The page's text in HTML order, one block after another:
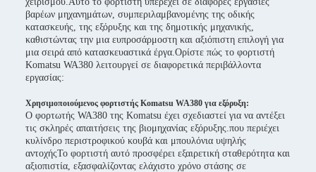
βαρέων μηχανημάτων, συμπεριλαμβανομένης της οδικής
κατασκευής, της εξόρυξης και της δημοτικής μηχανικής,
καθιστώντας την μια ευπροσάρμοστη και αξιόπιστη επιλογή για
μια σειρά από κατασκευαστικά έργα.Ορίστε πώς το φορτιστή
Komatsu WA380 λειτουργεί σε διαφορετικά περιβάλλοντα
εργασίας:
Χρησιμοποιούμενος φορτιστής Komatsu WA380 για εξόρυξη:
Ο φορτωτής WA380 της Komatsu έχει σχεδιαστεί για να αντέξει
τις σκληρές απαιτήσεις της βιομηχανίας εξόρυξης.που περιέχει
κυλίνδρο περιστροφικού κουβά και μπουλόνια υψηλής
αντοχήςΤο φορτιστή αυτό προσφέρει εξαιρετική σταθερότητα και
αξιοπιστία, εξασφαλίζοντας ελάχιστο χρόνο στάσης σε